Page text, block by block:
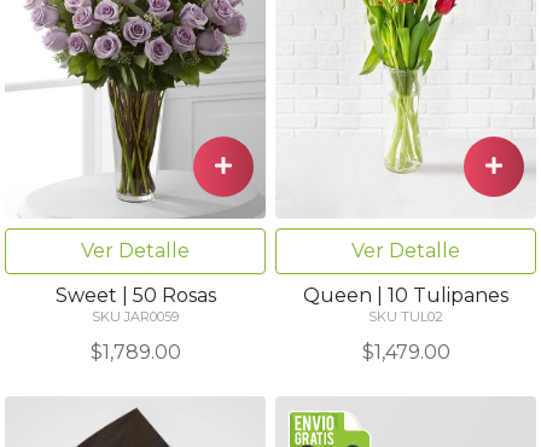
Ver Detalle
Sweet | 50 Rosas
SKU JAR0059
$1,789.00
Ver Detalle
Queen | 10 Tulipanes
SKU TUL02
$1,479.00